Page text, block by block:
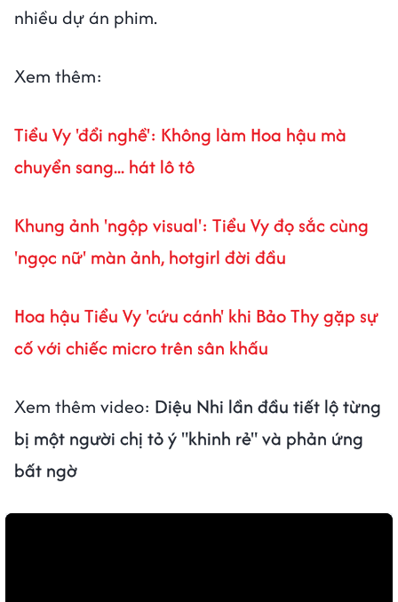
nhiều dự án phim.
Xem thêm:
Tiểu Vy 'đổi nghề': Không làm Hoa hậu mà
chuyển sang... hát lô tô
Khung ảnh 'ngộp visual': Tiểu Vy đọ sắc cùng
'ngọc nữ' màn ảnh, hotgirl đời đầu
Hoa hậu Tiểu Vy 'cứu cánh' khi Bảo Thy gặp sự
cố với chiếc micro trên sân khấu
Xem thêm video: Diệu Nhi lần đầu tiết lộ từng
bị một người chị tỏ ý "khinh rẻ" và phản ứng
bất ngờ